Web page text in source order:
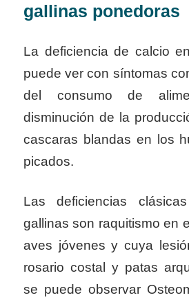
gallinas ponedoras
La deficiencia de calcio
puede ver con síntomas
del consumo de
disminución de la
cascaras blandas en los
picados.
Las deficiencias
gallinas son raquitismo en
aves jóvenes ycuya
rosario costal y patas
se puede observar